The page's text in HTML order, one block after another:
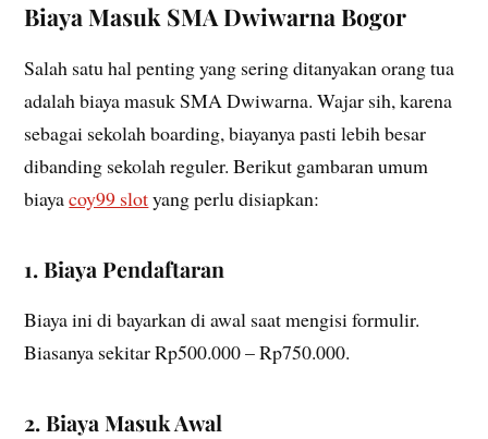
Biaya Masuk SMA Dwiwarna Bogor
Salah satu hal penting yang sering ditanyakan orang tua
adalah biaya masuk SMA Dwiwarna. Wajar sih, karena
sebagai sekolah boarding, biayanya pasti lebih besar
dibanding sekolah reguler. Berikut gambaran umum
biayacoy99 slotyang perlu disiapkan:
1. Biaya Pendaftaran
Biaya ini di bayarkan di awal saat mengisi formulir.
Biasanya sekitar Rp500.000 – Rp750.000.
2. Biaya Masuk Awal